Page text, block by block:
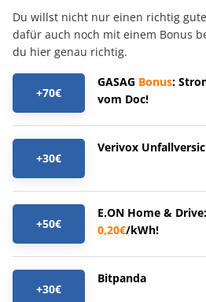
Du willst nicht nur einen richtig
dafür auch noch mit einem Bonus
du hier genau richtig.
+70€
GASAG Bonus:
vom Doc!
+30€
Verivox
+50€
E.ON Home &
0,20€/kWh!
+30€
Bitpanda